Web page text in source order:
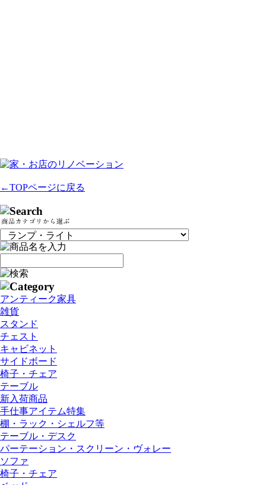
←TOPページに戻る
アンティーク家具
雑貨
スタンド
チェスト
キャビネット
サイドボード
椅子・チェア
テーブル
新入荷商品
手仕事アイテム特集
棚・ラック・シェルフ等
テーブル・デスク
パーテーション・スクリーン・ヴォレー
ソファ
椅子・チェア